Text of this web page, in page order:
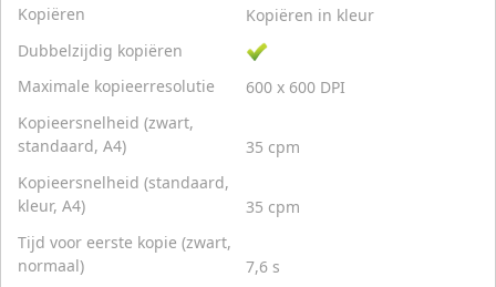
Kopiëren
Kopiëren in kleur
Dubbelzijdig kopiëren
Maximale kopieerresolutie
600 x 600 DPI
Kopieersnelheid (zwart,
standaard, A4)
35 cpm
Kopieersnelheid (standaard,
kleur, A4)
35 cpm
Tijd voor eerste kopie (zwart,
normaal)
7,6 s